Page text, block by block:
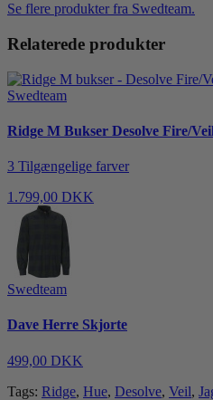
Se flere produkter fra Swedteam.
Relaterede produkter
Swedteam
Ridge M Bukser Desolve Fire/
3 Tilgængelige farver
1.799,00 DKK
Swedteam
Dave Herre Skjorte
499,00 DKK
Tags: Ridge, Hue, Desolve, Veil,